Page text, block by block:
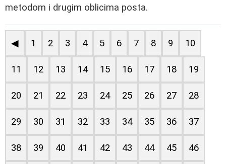
metodom i drugim oblicima posta.
◀ 1 2 3 4 5 6 7 8 9 10
11 12 13 14 15 16 17 18 19
20 21 22 23 24 25 26 27 28
29 30 31 32 33 34 35 36 37
38 39 40 41 42 43 44 45 46